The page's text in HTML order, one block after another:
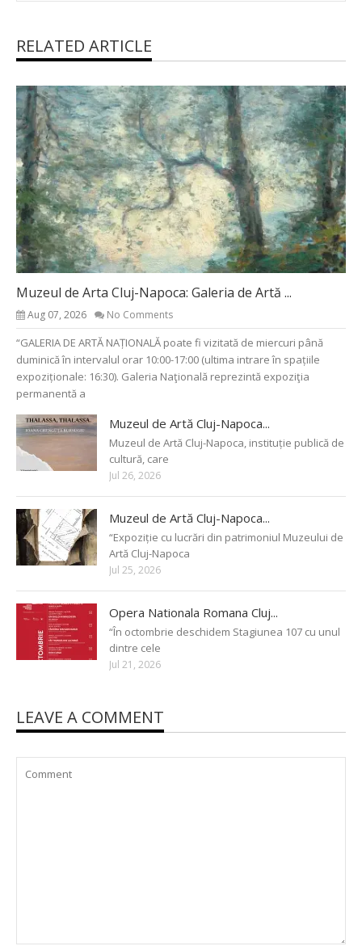
RELATED ARTICLE
Muzeul de Arta Cluj-Napoca: Galeria de Artă ...
Aug 07, 2026 No Comments
“GALERIA DE ARTĂ NAȚIONALĂ poate fi vizitată de miercuri până
duminică în intervalul orar 10:00-17:00 (ultima intrare în spațiile
expoziționale: 16:30). Galeria Naţională reprezintă expoziţia
permanentă a
Muzeul de Artă Cluj-Napoca...
Muzeul de Artă Cluj-Napoca, instituție publică de
cultură, care
Jul 26, 2026
Muzeul de Artă Cluj-Napoca...
“Expoziție cu lucrări din patrimoniul Muzeului de
Artă Cluj-Napoca
Jul 25, 2026
Opera Nationala Romana Cluj...
“În octombrie deschidem Stagiunea 107 cu unul
dintre cele
Jul 21, 2026
LEAVE A COMMENT